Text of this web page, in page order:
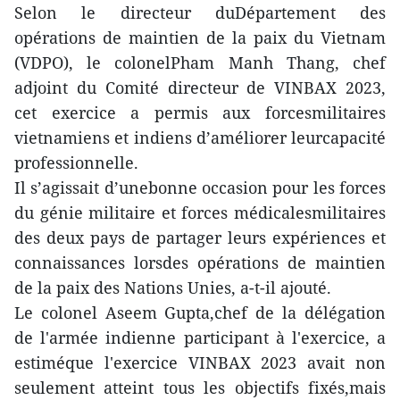
Selon le directeur duDépartement des
opérations de maintien de la paix du Vietnam
(VDPO), le colonelPham Manh Thang, chef
adjoint du Comité directeur de VINBAX 2023,
cet exercice a permis aux forcesmilitaires
vietnamiens et indiens d’améliorer leurcapacité
professionnelle.
Il s’agissait d’unebonne occasion pour les forces
du génie militaire et forces médicalesmilitaires
des deux pays de partager leurs expériences et
connaissances lorsdes opérations de maintien
de la paix des Nations Unies, a-t-il ajouté.
Le colonel Aseem Gupta,chef de la délégation
de l'armée indienne participant à l'exercice, a
estiméque l'exercice VINBAX 2023 avait non
seulement atteint tous les objectifs fixés,mais